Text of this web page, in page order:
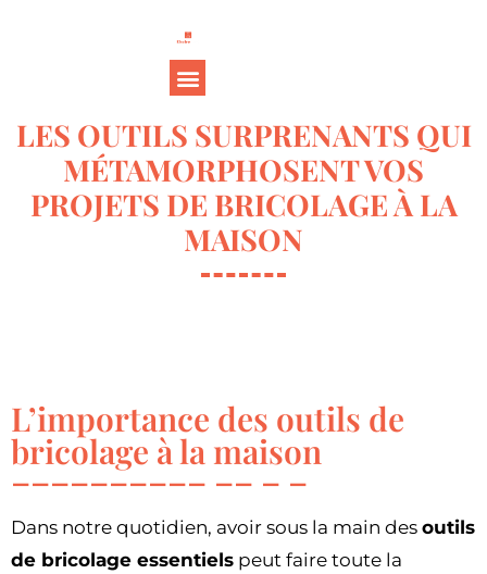
LES OUTILS SURPRENANTS QUI
MÉTAMORPHOSENT VOS
PROJETS DE BRICOLAGE À LA
MAISON
L’importance des outils de
bricolage à la maison
Dans notre quotidien, avoir sous la main des outils
de bricolage essentiels peut faire toute la